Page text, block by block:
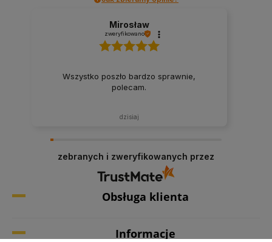
Mirosław
zweryfikowano
Wszystko poszło bardzo sprawnie,
polecam.
dzisiaj
zebranych i zweryfikowanych przez
Obsługa klienta
Informacje